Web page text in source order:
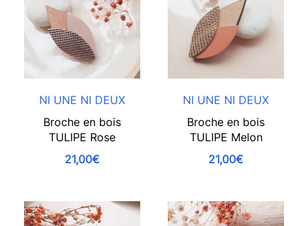
NI UNE NI DEUX
Broche en bois
TULIPE Rose
21,00€
NI UNE NI DEUX
Broche en bois
TULIPE Melon
21,00€